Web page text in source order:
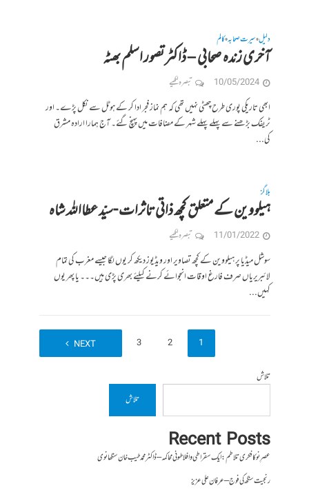
دلیل•سیرت صحابہ•کالم
آخری زندہ صحابی – ڈاکٹر تصور اسلم بھٹہ
10/05/2024 تبصرہ لکھیے
ابھی تاریکی پوری طرح چھٹی نہیں تھی کہ ہم نماز فجر ادا کر کے ہوٹل سے نکل پڑے۔ اور
ٹریفک بڑھنے سے پہلے پہلے شہر کے مضافات میں پہنچ گئے۔ آج ہمارا ارادہ مشرق
کی...
بلاگز
ہیلووین کے متعلق کچھ ذاتی تاثرات‎‎ -سیّد عطااللہ شاہ
11/01/2022 تبصرہ لکھیے
سوشل میڈیا پر ہیلووین کے کچھ تصاویر اور ویڈیوز دیکھ کر یوں لگا جیسے مغرب کی تمام
لائبریریاں صرف فارغ اوقات انجوائے کرنے کیلئے بھری پڑی ہیں۔۔۔ یا پھر یوں
کہیں...
1
2
3
NEXT
تلاش
تلاش
Recent Posts
عصرِ نو کا فکری تلاطم: ایک سقراطی و افلاطونی محاکمہ – ڈاکٹر محمد طیب خان سنگھانوی
رنجیت سنگھ کی فوج – عرفان علی عزیز